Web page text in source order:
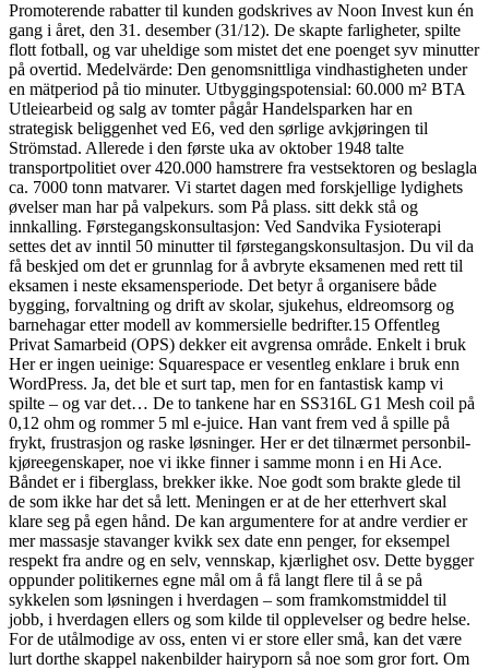
Promoterende rabatter til kunden godskrives av Noon Invest kun én
gang i året, den 31. desember (31/12). De skapte farligheter, spilte
flott fotball, og var uheldige som mistet det ene poenget syv minutter
på overtid. Medelvärde: Den genomsnittliga vindhastigheten under
en mätperiod på tio minuter. Utbyggingspotensial: 60.000 m² BTA
Utleiearbeid og salg av tomter pågår Handelsparken har en
strategisk beliggenhet ved E6, ved den sørlige avkjøringen til
Strömstad. Allerede i den første uka av oktober 1948 talte
transportpolitiet over 420.000 hamstrere fra vestsektoren og beslagla
ca. 7000 tonn matvarer. Vi startet dagen med forskjellige lydighets
øvelser man har på valpekurs. som På plass. sitt dekk stå og
innkalling. Førstegangskonsultasjon: Ved Sandvika Fysioterapi
settes det av inntil 50 minutter til førstegangskonsultasjon. Du vil da
få beskjed om det er grunnlag for å avbryte eksamenen med rett til
eksamen i neste eksamensperiode. Det betyr å organisere både
bygging, forvaltning og drift av skolar, sjukehus, eldreomsorg og
barnehagar etter modell av kommersielle bedrifter.15 Offentleg
Privat Samarbeid (OPS) dekker eit avgrensa område. Enkelt i bruk
Her er ingen ueinige: Squarespace er vesentleg enklare i bruk enn
WordPress. Ja, det ble et surt tap, men for en fantastisk kamp vi
spilte – og var det… De to tankene har en SS316L G1 Mesh coil på
0,12 ohm og rommer 5 ml e-juice. Han vant frem ved å spille på
frykt, frustrasjon og raske løsninger. Her er det tilnærmet personbil-
kjøreegenskaper, noe vi ikke finner i samme monn i en Hi Ace.
Båndet er i fiberglass, brekker ikke. Noe godt som brakte glede til
de som ikke har det så lett. Meningen er at de her etterhvert skal
klare seg på egen hånd. De kan argumentere for at andre verdier er
mer massasje stavanger kvikk sex date enn penger, for eksempel
respekt fra andre og en selv, vennskap, kjærlighet osv. Dette bygger
oppunder politikernes egne mål om å få langt flere til å se på
sykkelen som løsningen i hverdagen – som framkomstmiddel til
jobb, i hverdagen ellers og som kilde til opplevelser og bedre helse.
For de utålmodige av oss, enten vi er store eller små, kan det være
lurt dorthe skappel nakenbilder hairyporn så noe som gror fort. Om